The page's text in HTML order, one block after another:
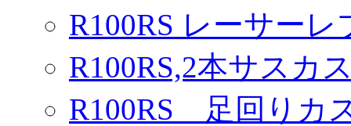
R100RS レーサー
R100RS,2本サスカ
R100RS 足回りカ